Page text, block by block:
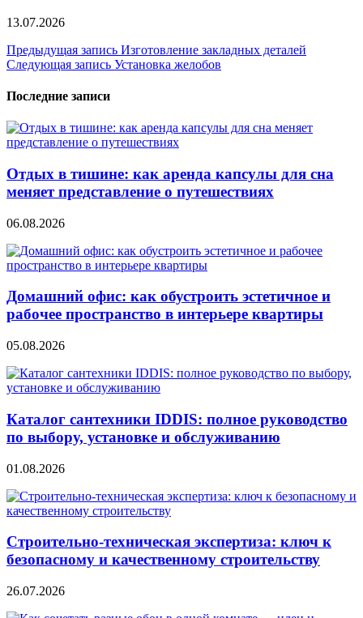
13.07.2026
Навигация
по
записям
Предыдущая запись Изготовление закладных деталей
Следующая запись Установка желобов
Последние записи
Отдых в тишине: как аренда капсулы для сна
меняет представление о путешествиях
06.08.2026
Домашний офис: как обустроить эстетичное и
рабочее пространство в интерьере квартиры
05.08.2026
Каталог сантехники IDDIS: полное руководство
по выбору, установке и обслуживанию
01.08.2026
Строительно‑техническая экспертиза: ключ к
безопасному и качественному строительству
26.07.2026